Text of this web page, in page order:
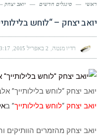
ראשי — סינגלים חדשים — יואב יצחק
יואב יצחק – “לוחש
רדיו מנטה 2 באפריל 2015
יואב יצחק “לוחש בלילותייך”
יואב יצחק “לוחש בלילותייך” ב
יואב יצחק מהזמרים הוותיקים